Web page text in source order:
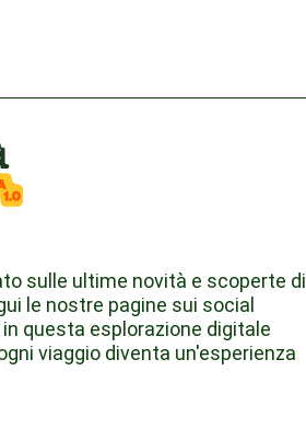
sulle ultime novità e scoperte di
le nostre pagine sui social
questa esplorazione digitale
viaggio diventa un'esperienza